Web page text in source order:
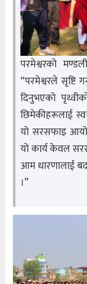
परमेश्वरको
“परमेश्वरले सृष्टि
दिनुभएको
छिमेकीहरूलाई
यो सरसफाइ
यो कार्य केवल
आम धारणालाई
।”